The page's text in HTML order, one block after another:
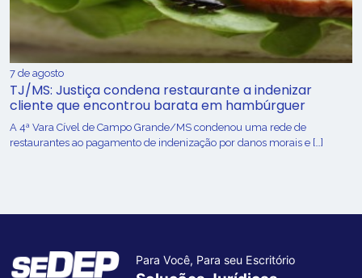
7 de agosto
TJ/MS: Justiça condena restaurante a indenizar
cliente que encontrou barata em hambúrguer
A 4ª Vara Cível de Campo Grande/MS condenou uma rede de
restaurantes ao pagamento de indenização por danos morais e […]
Para Você, Para seu Escritório